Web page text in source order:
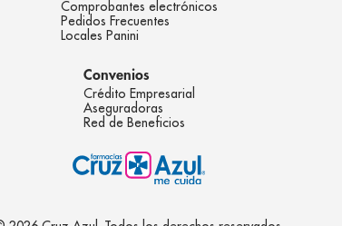
Comprobantes electrónicos
Pedidos Frecuentes
Locales Panini
Convenios
Crédito Empresarial
Aseguradoras
Red de Beneficios